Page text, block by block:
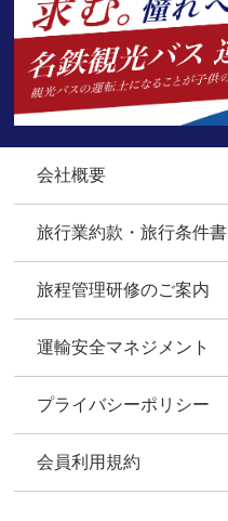
会社概要
旅行業約款・旅行条件書
旅程管理研修のご案内
運輸安全マネジメント
プライバシーポリシー
会員利用規約